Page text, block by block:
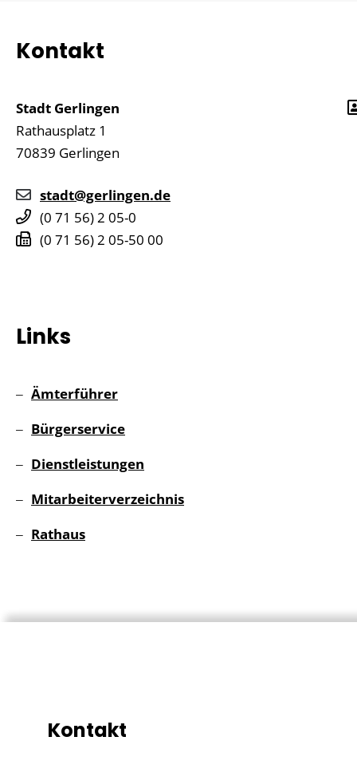
Kontakt
Stadt Gerlingen
Rathausplatz 1
70839 Gerlingen
stadt@gerlingen.de
(0 71 56) 2 05-0
(0 71 56) 2 05-50 00
Links
Ämterführer
Bürgerservice
Dienstleistungen
Mitarbeiterverzeichnis
Rathaus
Kontakt